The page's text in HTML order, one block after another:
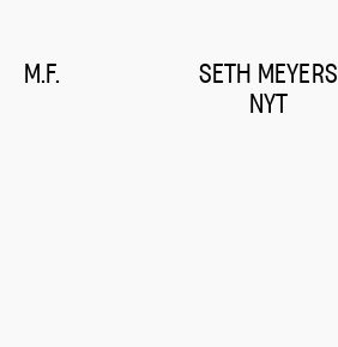
M.F.
SETH MEYERS
NYT